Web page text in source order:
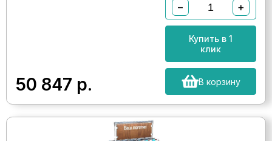
50 847 р.
− +
Купить в 1
клик
В корзину